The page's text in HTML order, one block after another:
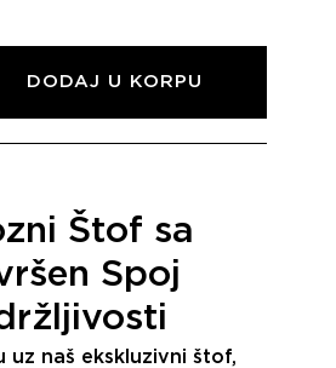
DODAJ U KORPU
Štof sa
Spoj
uz naš ekskluzivni štof,